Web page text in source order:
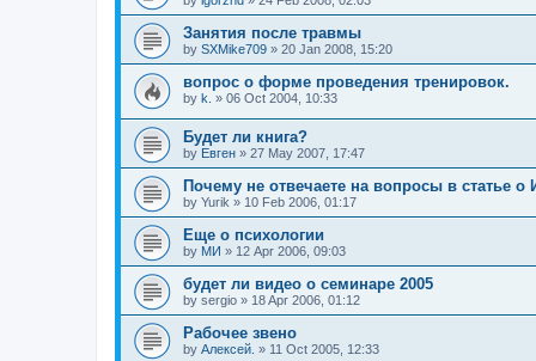
Занятия после травмы
by SXMike709 » 20 Jan 2008, 15:20
вопрос о форме проведения тренировок.
by k. » 06 Oct 2004, 10:33
Будет ли книга?
by Евген » 27 May 2007, 17:47
Почему не отвечаете на вопросы в статье о
by Yurik » 10 Feb 2006, 01:17
Еще о психологии
by МИ » 12 Apr 2006, 09:03
будет ли видео о семинаре 2005
by sergio » 18 Apr 2006, 01:12
Рабочее звено
by Алексей. » 11 Oct 2005, 12:33